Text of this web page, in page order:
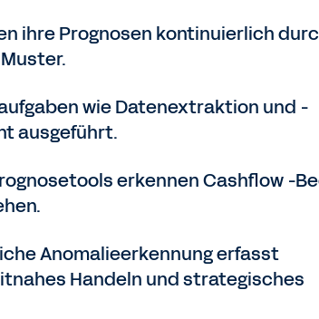
ihre Prognosen kontinuierlich
wie Datenextraktion und -
ausgeführt.
erkennen Cashflow -
Anomalieerkennung erfasst
Handeln und strategisches